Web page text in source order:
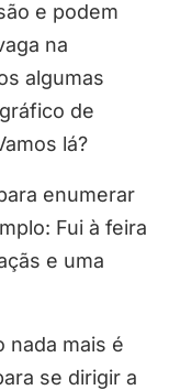
e podem
na
algumas
de
lá?
enumerar
Fui à feira
e uma
nada mais é
se dirigir a